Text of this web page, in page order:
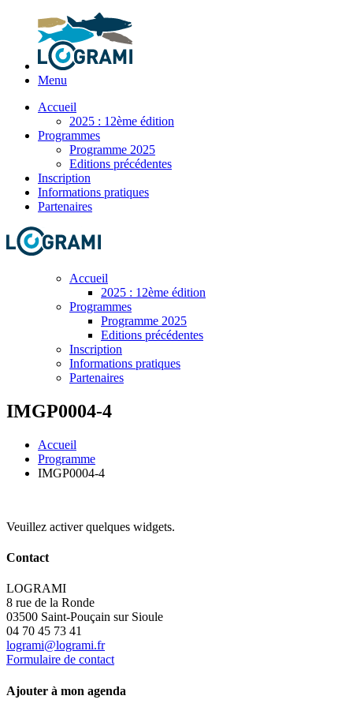
Menu
Accueil
2025 : 12ème édition
Programmes
Programme 2025
Editions précédentes
Inscription
Informations pratiques
Partenaires
Accueil
2025 : 12ème édition
Programmes
Programme 2025
Editions précédentes
Inscription
Informations pratiques
Partenaires
IMGP0004-4
Accueil
Programme
IMGP0004-4
Veuillez activer quelques widgets.
Contact
LOGRAMI
8 rue de la Ronde
03500 Saint-Pouçain sur Sioule
04 70 45 73 41
logrami@logrami.fr
Formulaire de contact
Ajouter à mon agenda